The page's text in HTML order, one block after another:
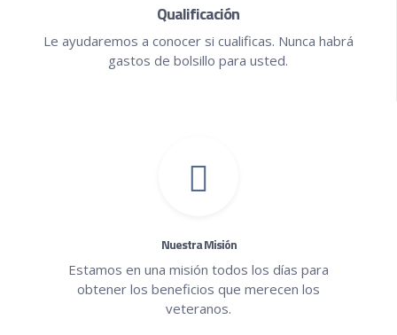
Qualificación
Le ayudaremos a conocer si cualificas. Nunca habrá
gastos de bolsillo para usted.
Nuestra Misión
Estamos en una misión todos los días para
obtener los beneficios que merecen los
veteranos.